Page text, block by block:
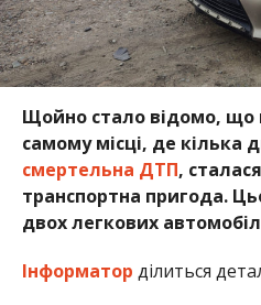
Щойно стало відомо,
самому місці, де кілька
смертельна ДТП,
транспортна пригода.
двох легкових
Інформатор ділиться